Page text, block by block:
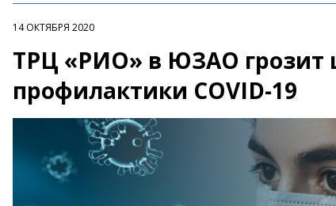
14 ОКТЯБРЯ 2020
ТРЦ «РИО» в ЮЗАО грозит
профилактики COVID-19